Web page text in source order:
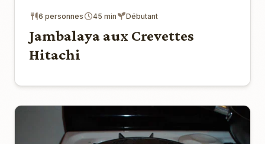
6 personnes 45 min Débutant
Jambalaya aux Crevettes
Hitachi